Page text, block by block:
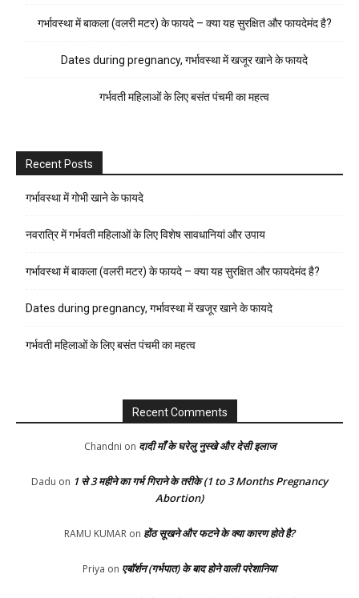
गर्भावस्था में बाकला (वलरी मटर) के फायदे – क्या यह सुरक्षित और फायदेमंद है?
Dates during pregnancy, गर्भावस्था में खजूर खाने के फायदे
गर्भवती महिलाओं के लिए बसंत पंचमी का महत्व
Recent Posts
गर्भावस्था में गोभी खाने के फायदे
नवरात्रि में गर्भवती महिलाओं के लिए विशेष सावधानियां और उपाय
गर्भावस्था में बाकला (वलरी मटर) के फायदे – क्या यह सुरक्षित और फायदेमंद है?
Dates during pregnancy, गर्भावस्था में खजूर खाने के फायदे
गर्भवती महिलाओं के लिए बसंत पंचमी का महत्व
Recent Comments
Chandni on दादी माँ के घरेलु नुस्खे और देसी इलाज
Dadu on 1 से 3 महीने का गर्भ गिराने के तरीके (1 to 3 Months Pregnancy
Abortion)
RAMU KUMAR on होंठ सूखने और फटने के क्या कारण होते है?
Priya on एबॉर्शन (गर्भपात) के बाद होने वाली परेशानिया